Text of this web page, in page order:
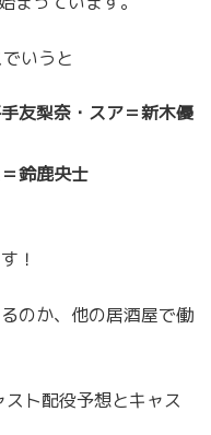
いうと
友梨奈・スア＝新木優
鈴鹿央士
！
のか、他の居酒屋で働
ト配役予想とキャス